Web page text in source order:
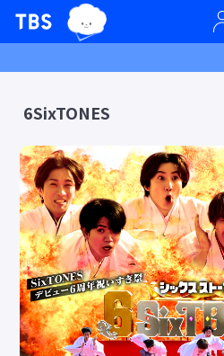
TBSテレビ｜ときめくとき
TBSグループキャ
6SixTONES